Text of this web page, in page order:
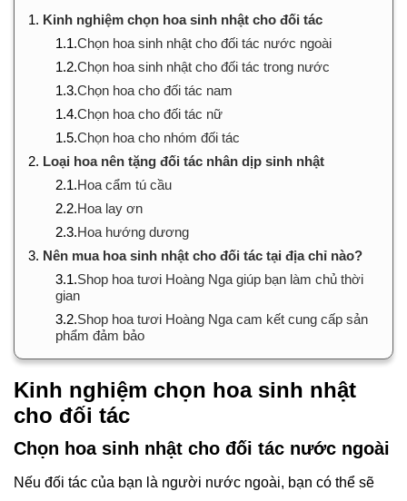
1. Kinh nghiệm chọn hoa sinh nhật cho đối tác
1.1.Chọn hoa sinh nhật cho đối tác nước ngoài
1.2.Chọn hoa sinh nhật cho đối tác trong nước
1.3.Chọn hoa cho đối tác nam
1.4.Chọn hoa cho đối tác nữ
1.5.Chọn hoa cho nhóm đối tác
2. Loại hoa nên tặng đối tác nhân dịp sinh nhật
2.1.Hoa cẩm tú cầu
2.2.Hoa lay ơn
2.3.Hoa hướng dương
3. Nên mua hoa sinh nhật cho đối tác tại địa chỉ nào?
3.1.Shop hoa tươi Hoàng Nga giúp bạn làm chủ thời
gian
3.2.Shop hoa tươi Hoàng Nga cam kết cung cấp sản
phẩm đảm bảo
Kinh nghiệm chọn hoa sinh nhật
cho đối tác
Chọn hoa sinh nhật cho đối tác nước ngoài
Nếu đối tác của bạn là người nước ngoài, bạn có thể sẽ